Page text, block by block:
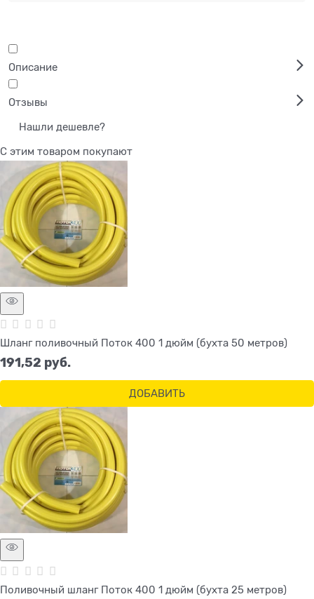
Описание
Отзывы
Нашли дешевле?
С этим товаром покупают
Шланг поливочный Поток 400 1 дюйм (бухта 50 метров)
191,52 руб.
ДОБАВИТЬ
Поливочный шланг Поток 400 1 дюйм (бухта 25 метров)